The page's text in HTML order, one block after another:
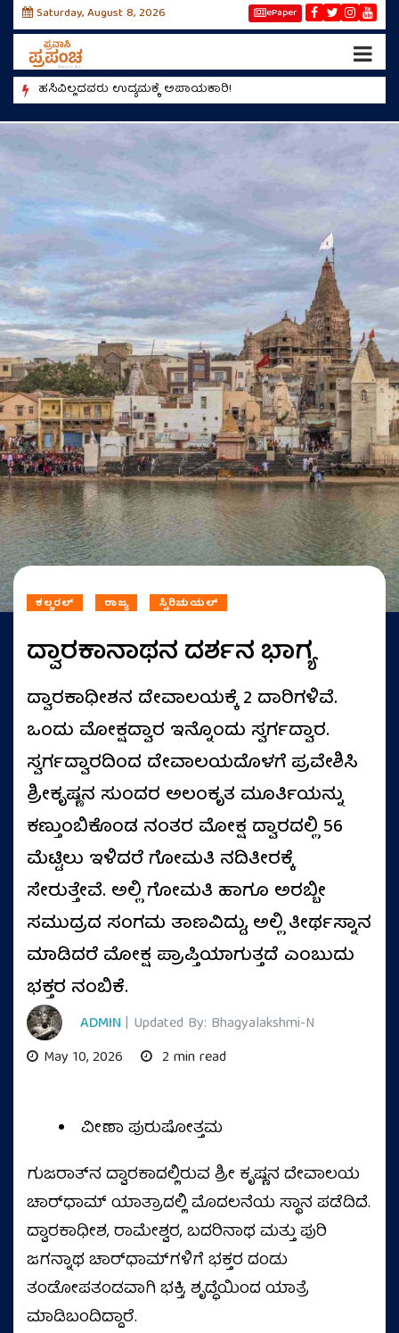
Saturday, August 8, 2026 ePaper
ಹಸಿವಿಲ್ಲದವರು ಉದ್ಯಮಕ್ಕೆ ಅಪಾಯಕಾರಿ!
ಮಿಯಾಂವ್‌.. ಮಿಯಾಂವ್‌ ಬೆಕ್ಕೆ ಕದ್ದು ಹಾಲು ನೆಕ್ಕೆ!
ಕಲ್ಚರಲ್ ರಾಜ್ಯ ಸ್ಪಿರಿಚುಯಲ್
ದ್ವಾರಕಾನಾಥನ ದರ್ಶನ ಭಾಗ್ಯ
ದ್ವಾರಕಾಧೀಶನ ದೇವಾಲಯಕ್ಕೆ 2 ದಾರಿಗಳಿವೆ.
ಒಂದು ಮೋಕ್ಷದ್ವಾರ ಇನ್ನೊಂದು ಸ್ವರ್ಗದ್ವಾರ.
ಸ್ವರ್ಗದ್ವಾರದಿಂದ ದೇವಾಲಯದೊಳಗೆ ಪ್ರವೇಶಿಸಿ
ಶ್ರೀಕೃಷ್ಣನ ಸುಂದರ ಅಲಂಕೃತ ಮೂರ್ತಿಯನ್ನು
ಕಣ್ತುಂಬಿಕೊಂಡ ನಂತರ ಮೋಕ್ಷ ದ್ವಾರದಲ್ಲಿ 56
ಮೆಟ್ಟಿಲು ಇಳಿದರೆ ಗೋಮತಿ ನದಿತೀರಕ್ಕೆ
ಸೇರುತ್ತೇವೆ. ಅಲ್ಲಿ ಗೋಮತಿ ಹಾಗೂ ಅರಬ್ಬೀ
ಸಮುದ್ರದ ಸಂಗಮ ತಾಣವಿದ್ದು, ಅಲ್ಲಿ ತೀರ್ಥಸ್ನಾನ
ಮಾಡಿದರೆ ಮೋಕ್ಷ ಪ್ರಾಪ್ತಿಯಾಗುತ್ತದೆ ಎಂಬುದು
ಭಕ್ತರ ನಂಬಿಕೆ.
ADMIN | Updated By: Bhagyalakshmi-N
May 10, 2026
2 min read
ವೀಣಾ ಪುರುಷೋತ್ತಮ
ಗುಜರಾತ್‌ನ ದ್ವಾರಕಾದಲ್ಲಿರುವ ಶ್ರೀ ಕೃಷ್ಣನ ದೇವಾಲಯ
ಚಾರ್‌ಧಾಮ್‌ ಯಾತ್ರಾದಲ್ಲಿ ಮೊದಲನೆಯ ಸ್ಥಾನ ಪಡೆದಿದೆ.
ದ್ವಾರಕಾಧೀಶ, ರಾಮೇಶ್ವರ, ಬದರಿನಾಥ ಮತ್ತು ಪುರಿ
ಜಗನ್ನಾಥ ಚಾರ್‌ಧಾಮ್‌ಗಳಿಗೆ ಭಕ್ತರ ದಂಡು
ತಂಡೋಪತಂಡವಾಗಿ ಭಕ್ತಿ, ಶೃದ್ಧೆಯಿಂದ ಯಾತ್ರೆ
ಮಾಡಿಬಂದಿದ್ದಾರೆ.